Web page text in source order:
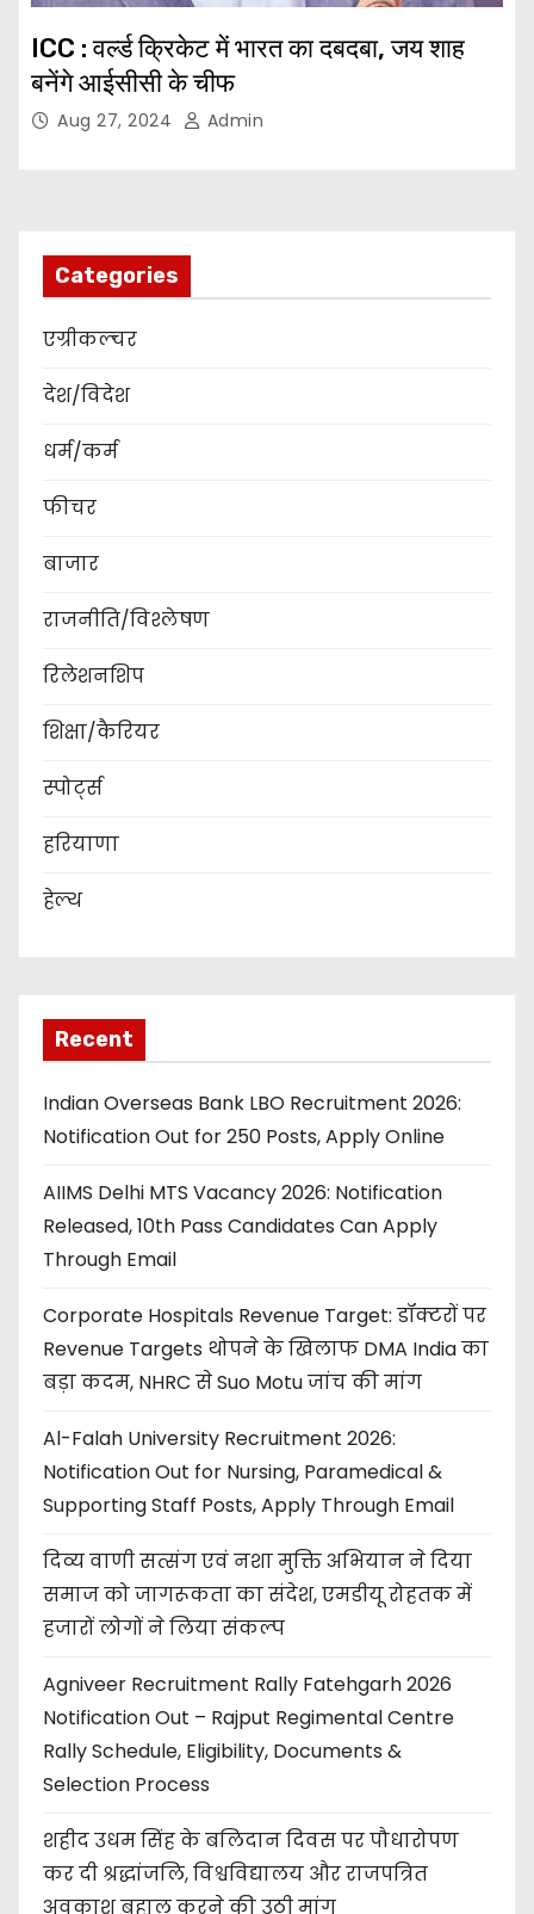
ICC : वर्ल्ड क्रिकेट में भारत का दबदबा, जय शाह
बनेंगे आईसीसी के चीफ
Aug 27, 2024 Admin
Categories
एग्रीकल्चर
देश/विदेश
धर्म/कर्म
फीचर
बाजार
राजनीति/विश्लेषण
रिलेशनशिप
शिक्षा/कैरियर
स्पोर्ट्स
हरियाणा
हेल्थ
Recent
Indian Overseas Bank LBO Recruitment 2026:
Notification Out for 250 Posts, Apply Online
AIIMS Delhi MTS Vacancy 2026: Notification
Released, 10th Pass Candidates Can Apply
Through Email
Corporate Hospitals Revenue Target: डॉक्टरों पर
Revenue Targets थोपने के खिलाफ DMA India का
बड़ा कदम, NHRC से Suo Motu जांच की मांग
Al-Falah University Recruitment 2026:
Notification Out for Nursing, Paramedical &
Supporting Staff Posts, Apply Through Email
दिव्य वाणी सत्संग एवं नशा मुक्ति अभियान ने दिया
समाज को जागरूकता का संदेश, एमडीयू रोहतक में
हजारों लोगों ने लिया संकल्प
Agniveer Recruitment Rally Fatehgarh 2026
Notification Out – Rajput Regimental Centre
Rally Schedule, Eligibility, Documents &
Selection Process
शहीद उधम सिंह के बलिदान दिवस पर पौधारोपण
कर दी श्रद्धांजलि, विश्वविद्यालय और राजपत्रित
अवकाश बहाल करने की उठी मांग